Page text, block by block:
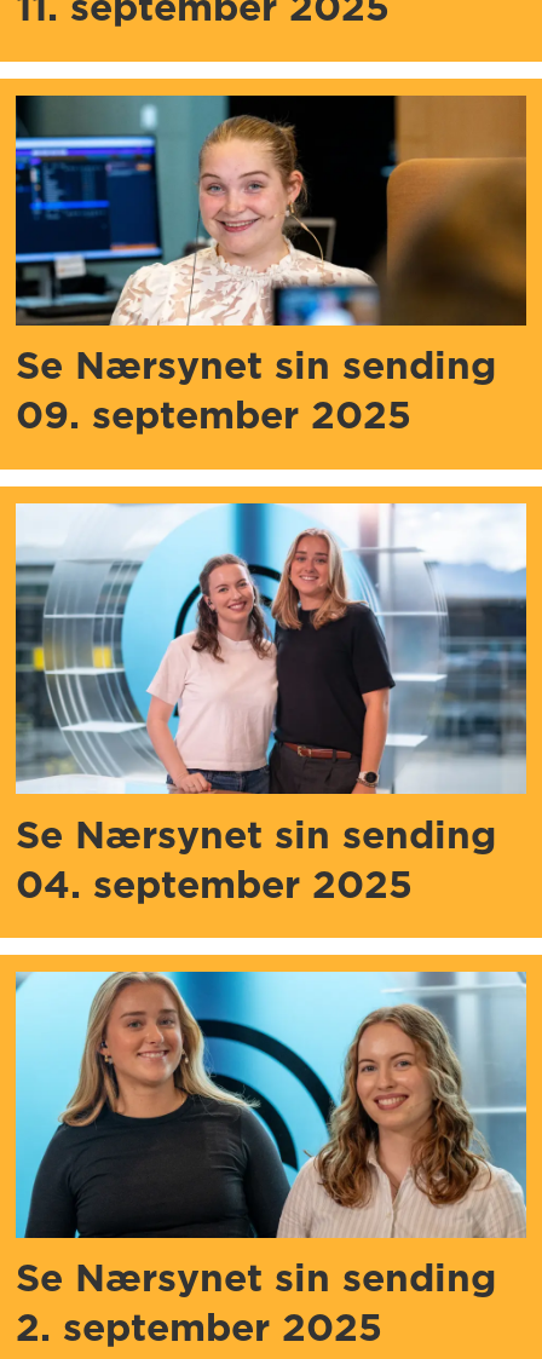
11. september 2025
Se Nærsynet sin sending
09. september 2025
Se Nærsynet sin sending
04. september 2025
Se Nærsynet sin sending
2. september 2025